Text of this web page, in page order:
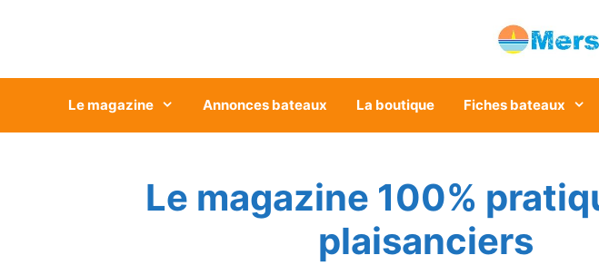
Le magazine Annonces bateaux La boutique Fiches bateaux
Le magazine 100%
plaisanciers